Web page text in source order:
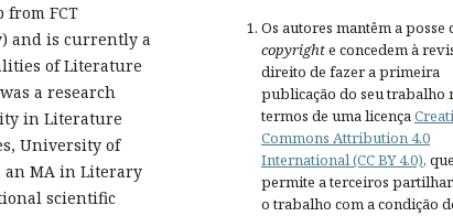
from FCT
and is currently a
of Literature
a research
in Literature
University of
an MA in Literary
scientific
Os autores mantêm a posse
copyrighte concedem à
direito de fazer a primeira
publicação do seu trabalho
termos de uma licença
Commons Attribution 4.0
International (CC BY 4.0), que
permite a terceiros
o trabalho com a condição